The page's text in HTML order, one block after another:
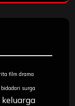
film drama
bidadari surga